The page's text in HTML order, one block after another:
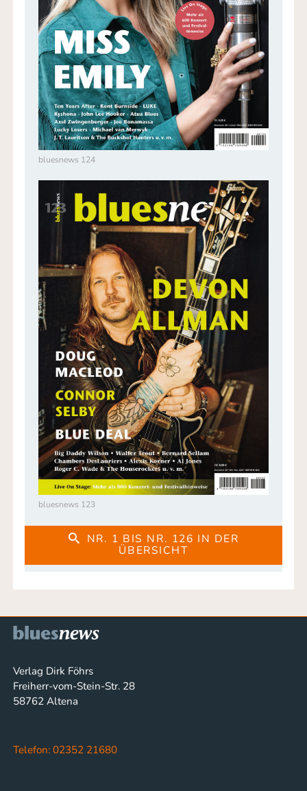
bluesnews 124
bluesnews 123
NR. 1 BIS NR. 126 IN DER
ÜBERSICHT
Verlag Dirk Föhrs
Freiherr-vom-Stein-Str. 28
58762 Altena
Telefon: 02352 21680